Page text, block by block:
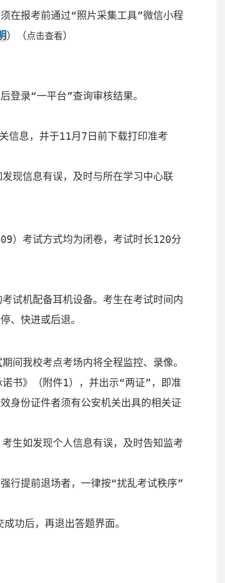
须在报考前通过“照片采集工具”微信小程
） （点击查看）
登录“一平台”查询审核结果。
信息，并于11月 7 日前下载打印准考
现信息有误，及时与所在学习中心联
）考试方式均为闭卷，考试时长120分
试机配备耳机设备。考生在考试时间内
、快进或后退。
间我校考点考场内将全程监控、录像。
书》
（附件1），并出示“两证”，即准
身份证件者须有公安机关出具的相关证
生如发现个人信息有误， 及时告知监考
行提前退场者，一律按“扰乱考试秩序”
功后，再退出答题界面。